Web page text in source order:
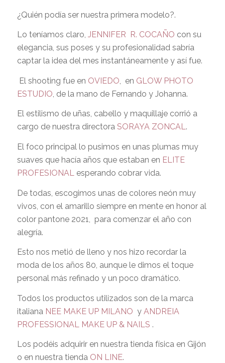
¿Quién podía ser nuestra primera modelo?.
Lo teníamos claro, JENNIFER R. COCAÑO con su
elegancia, sus poses y su profesionalidad sabría
captar la idea del mes instantáneamente y así fue.
El shooting fue en OVIEDO, en GLOW PHOTO
ESTUDIO, de la mano de Fernando y Johanna.
El estilismo de uñas, cabello y maquillaje corrió a
cargo de nuestra directora SORAYA ZONCAL.
El foco principal lo pusimos en unas plumas muy
suaves que hacía años que estaban en ELITE
PROFESIONALesperando cobrar vida.
De todas, escogimos unas de colores neón muy
vivos, con el amarillo siempre en mente en honor al
color pantone 2021,
para comenzar el año con
alegría.
Esto nos metió de lleno y nos hizo recordar la
moda de los años 80, aunque le dimos el toque
personal más refinado y un poco dramático.
Todos los productos utilizados son de la marca
italiana NEE MAKE UP MILANO y ANDREIA
PROFESSIONAL MAKE UP & NAILS .
Los podéis adquirir en nuestra tienda física en Gijón
o en nuestra tienda ON LINE.